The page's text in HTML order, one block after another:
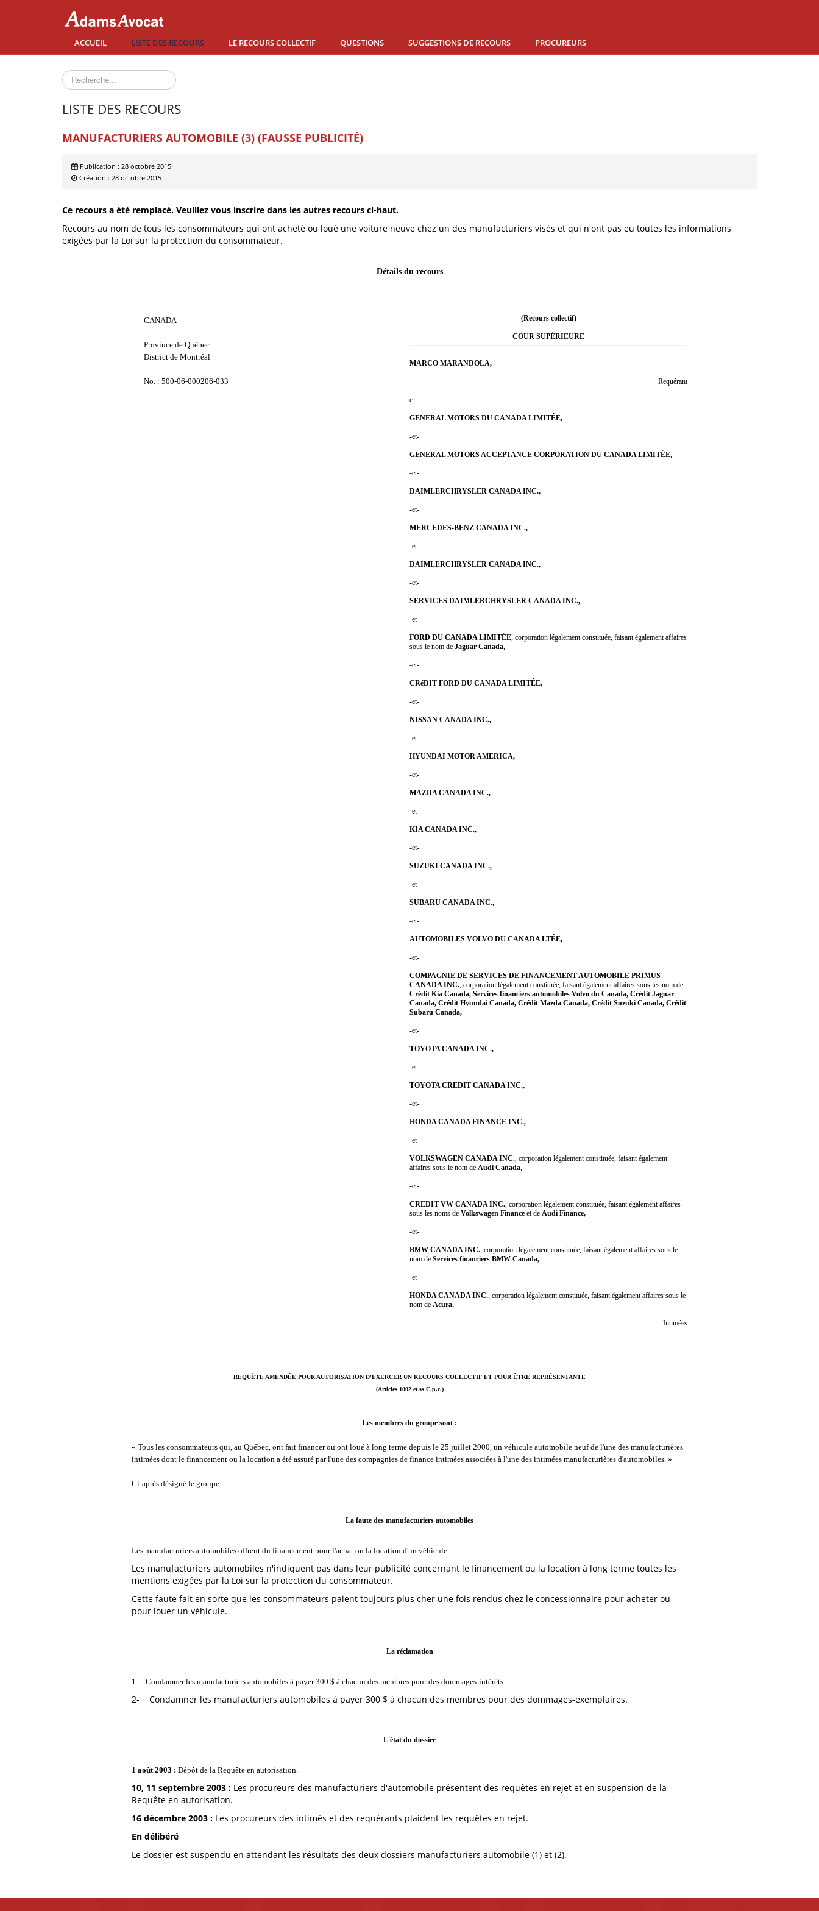
ACCUEIL LISTE DES RECOURS LE RECOURS COLLECTIF QUESTIONS SUGGESTIONS DE RECOURS PROCUREURS
Rechercher
LISTE DES RECOURS
MANUFACTURIERS AUTOMOBILE (3) (FAUSSE PUBLICITÉ)
Publication : 28 octobre 2015
Création : 28 octobre 2015
Ce recours a été remplacé. Veuillez vous inscrire dans les autres recours ci-haut.
Recours au nom de tous les consommateurs qui ont acheté ou loué une voiture neuve chez un des manufacturiers visés et qui n'ont pas eu toutes les informations
exigées par la Loi sur la protection du consommateur.
Détails du recours
CANADA
Province de Québec
District de Montréal
No. : 500-06-000206-033
(Recours collectif)
COUR SUPÉRIEURE
MARCO MARANDOLA,
Requérant
c.
GENERAL MOTORS DU CANADA LIMITÉE,
-et-
GENERAL MOTORS ACCEPTANCE CORPORATION DU CANADA LIMITÉE,
-et-
DAIMLERCHRYSLER CANADA INC.,
-et-
MERCEDES-BENZ CANADA INC.,
-et-
DAIMLERCHRYSLER CANADA INC.,
-et-
SERVICES DAIMLERCHRYSLER CANADA INC.,
-et-
FORD DU CANADA LIMITÉE, corporation légalement constituée, faisant également affaires
sous le nom de Jaguar Canada,
-et-
CRéDIT FORD DU CANADA LIMITÉE,
-et-
NISSAN CANADA INC.,
-et-
HYUNDAI MOTOR AMERICA,
-et-
MAZDA CANADA INC.,
-et-
KIA CANADA INC.,
-et-
SUZUKI CANADA INC.,
-et-
SUBARU CANADA INC.,
-et-
AUTOMOBILES VOLVO DU CANADA LTÉE,
-et-
COMPAGNIE DE SERVICES DE FINANCEMENT AUTOMOBILE PRIMUS
CANADA INC., corporation légalement constituée, faisant également affaires sous les nom de
Crédit Kia Canada, Services financiers automobiles Volvo du Canada, Crédit Jaguar
Canada, Crédit Hyundai Canada, Crédit Mazda Canada, Crédit Suzuki Canada, Crédit
Subaru Canada,
-et-
TOYOTA CANADA INC.,
-et-
TOYOTA CREDIT CANADA INC.,
-et-
HONDA CANADA FINANCE INC.,
-et-
VOLKSWAGEN CANADA INC., corporation légalement constituée, faisant également
affaires sous le nom de Audi Canada,
-et-
CREDIT VW CANADA INC., corporation légalement constituée, faisant également affaires
sous les noms de Volkswagen Finance et de Audi Finance,
-et-
BMW CANADA INC., corporation légalement constituée, faisant également affaires sous le
nom de Services financiers BMW Canada,
-et-
HONDA CANADA INC., corporation légalement constituée, faisant également affaires sous le
nom de Acura,
Intimées
REQUÊTE AMENDÉE POUR AUTORISATION D'EXERCER UN RECOURS COLLECTIF ET POUR ÊTRE REPRÉSENTANTE
(Articles 1002 et ss C.p.c.)
Les membres du groupe sont :
« Tous les consommateurs qui, au Québec, ont fait financer ou ont loué à long terme depuis le 25 juillet 2000, un véhicule automobile neuf de l'une des manufacturières
intimées dont le financement ou la location a été assuré par l'une des compagnies de finance intimées associées à l'une des intimées manufacturières d'automobiles. »
Ci-après désigné le groupe.
La faute des manufacturiers automobiles
Les manufacturiers automobiles offrent du financement pour l'achat ou la location d'un véhicule.
Les manufacturiers automobiles n'indiquent pas dans leur publicité concernant le financement ou la location à long terme toutes les
mentions exigées par la Loi sur la protection du consommateur.
Cette faute fait en sorte que les consommateurs paient toujours plus cher une fois rendus chez le concessionnaire pour acheter ou
pour louer un véhicule.
La réclamation
1- Condamner les manufacturiers automobiles à payer 300 $ à chacun des membres pour des dommages-intérêts.
2- Condamner les manufacturiers automobiles à payer 300 $ à chacun des membres pour des dommages-exemplaires.
L'état du dossier
1 août 2003 : Dépôt de la Requête en autorisation.
10, 11 septembre 2003 : Les procureurs des manufacturiers d'automobile présentent des requêtes en rejet et en suspension de la
Requête en autorisation.
16 décembre 2003 : Les procureurs des intimés et des requérants plaident les requêtes en rejet.
En délibéré
Le dossier est suspendu en attendant les résultats des deux dossiers manufacturiers automobile (1) et (2).